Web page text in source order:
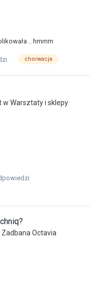
.. hmmm
chorwacja
w Warsztaty i sklepy
Zadbana Octavia